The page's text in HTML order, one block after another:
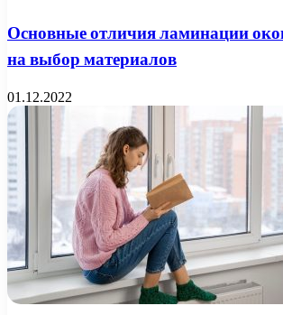
Основные отличия ламинации
на выбор материалов
01.12.2022